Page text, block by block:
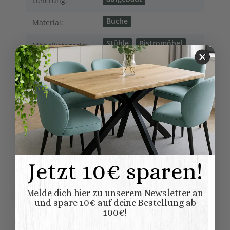
Material: Buche
Möbelkategorie: Stühle Bistromöbel
Variationen: Bugholzstühle
Oberflaeche: gebeizt/lackiert
Versandgewicht: 5,50 kg
Artikelgewicht: 4,20 kg
Inhalt: 2,00 Stück
Abmessungen (L
Länge × Breite ×
Höhe ):
51,00 × 48,00 × 74,00
cm
Jetzt 10€ sparen!
Melde dich hier zu unserem Newsletter an
und spare 10€ auf deine Bestellung ab
100€!